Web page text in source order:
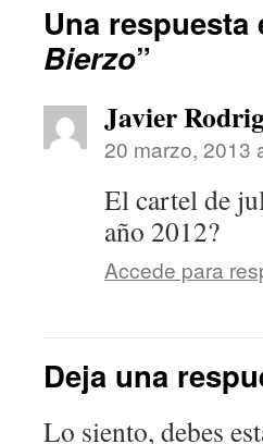
Una respuesta
Bierzo”
Javier
20 marzo, 2013
El cartel de
año 2012?
Accede para
Deja una
Lo siento, debes